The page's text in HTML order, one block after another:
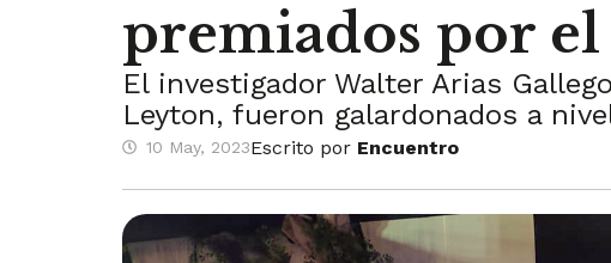
premiados por
El investigador Walter Arias
Leyton, fueron galardonados a
10 May, 2023Escrito por Encuentro